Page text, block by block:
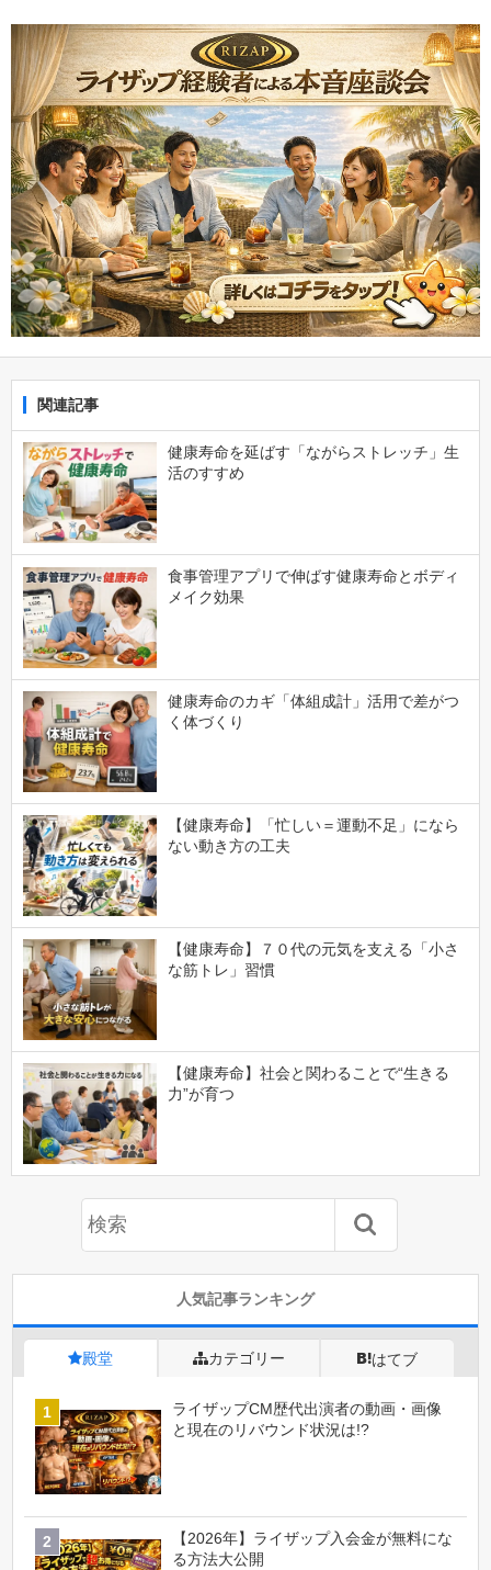
関連記事
健康寿命を延ばす「ながらストレッチ」生
活のすすめ
食事管理アプリで伸ばす健康寿命とボディ
メイク効果
健康寿命のカギ「体組成計」活用で差がつ
く体づくり
【健康寿命】「忙しい＝運動不足」になら
ない動き方の工夫
【健康寿命】７０代の元気を支える「小さ
な筋トレ」習慣
【健康寿命】社会と関わることで“生きる
力”が育つ
人気記事ランキング
殿堂 カテゴリー はてブ
ライザップCM歴代出演者の動画・画像
と現在のリバウンド状況は!?
【2026年】ライザップ入会金が無料にな
る方法大公開